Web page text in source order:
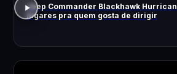
Jeep Commander Blackhawk
lugares pra quem gosta de dirigir